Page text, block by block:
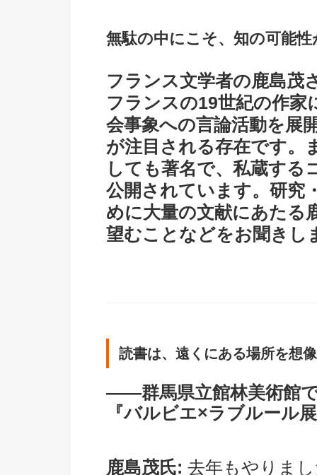
無駄の中にこそ、知の可能
フランス文学者の鹿島茂
フランスの19世紀の作家
会事象への言論活動を展
が注目される存在です。
しても著名で、私蔵する
公開されています。研究
めに大量の文献にあたる
望むことなどをお聞きし
読書は、遠くにある場所を想
――群馬県立館林美術館
『バルビエ×ラブルール
鹿島茂氏: 去年もやりま